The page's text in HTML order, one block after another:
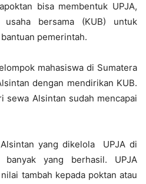
bisa membentuk UPJA,
bersama (KUB) untuk
pemerintah.
mahasiswa di Sumatera
dengan mendirikan KUB.
sewa Alsintan sudah mencapai
yang dikelola UPJA di
yang berhasil. UPJA
tambah kepada poktan atau